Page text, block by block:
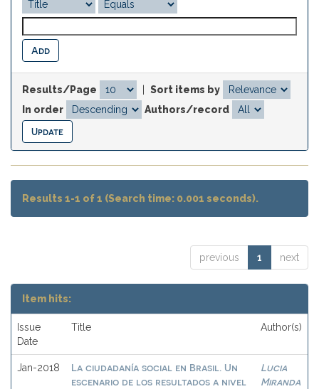
Results/Page
Sort items by
In order
Authors/record
Results 1-1 of 1 (Search time: 0.001 seconds).
previous 1 next
Item hits:
Issue
Date
Title Author(s)
Jan-2018
La ciudadanía social en Brasil. Un
escenario de los resultados a nivel
Lucia
Miranda